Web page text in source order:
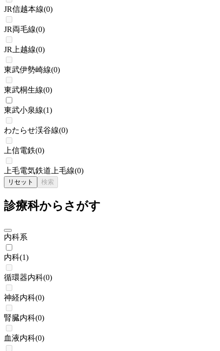
JR信越本線(0)
JR両毛線(0)
JR上越線(0)
東武伊勢崎線(0)
東武桐生線(0)
東武小泉線(1)
わたらせ渓谷線(0)
上信電鉄(0)
上毛電気鉄道上毛線(0)
リセット 検索
診療科からさがす
内科系
内科(1)
循環器内科(0)
神経内科(0)
腎臓内科(0)
血液内科(0)